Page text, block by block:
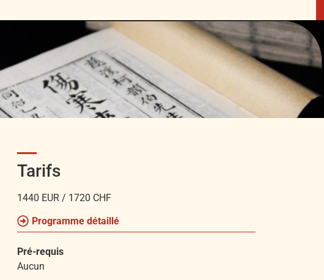
Tarifs
1440 EUR / 1720 CHF
Programme détaillé
Pré-requis
Aucun